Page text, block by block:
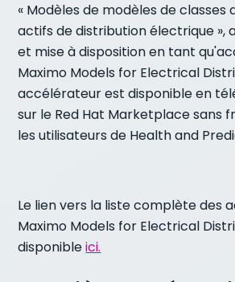
« Modèles de modèles de classes
actifs de distribution électrique »,
et mise à disposition en tant
Maximo Models for Electrical
accélérateur est disponible en
sur le Red Hat Marketplace sans
les utilisateurs de Health and
Le lien vers la liste complète des
Maximo Models for Electrical
disponibleici.